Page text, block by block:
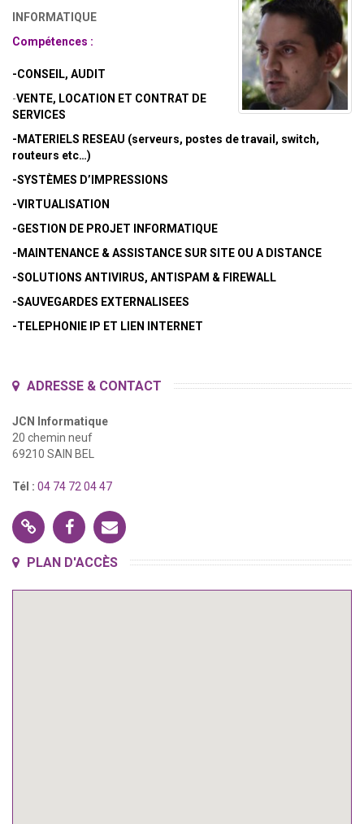
INFORMATIQUE
Compétences :
-CONSEIL, AUDIT
-VENTE, LOCATION ET CONTRAT DE
SERVICES
-MATERIELS RESEAU (serveurs, postes de travail, switch,
routeurs etc…)
-SYSTÈMES D’IMPRESSIONS
-VIRTUALISATION
-GESTION DE PROJET INFORMATIQUE
-MAINTENANCE & ASSISTANCE SUR SITE OU A DISTANCE
-SOLUTIONS ANTIVIRUS, ANTISPAM & FIREWALL
-SAUVEGARDES EXTERNALISEES
-TELEPHONIE IP ET LIEN INTERNET
ADRESSE & CONTACT
JCN Informatique
20 chemin neuf
69210 SAIN BEL
Tél : 04 74 72 04 47
Site
Internet
FacebookContacter
JCN
PLAN D'ACCÈS